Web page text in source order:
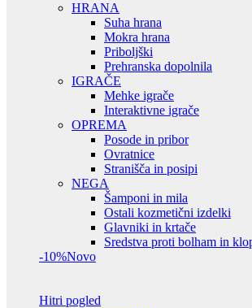
HRANA
Suha hrana
Mokra hrana
Priboljški
Prehranska dopolnila
IGRAČE
Mehke igrače
Interaktivne igrače
OPREMA
Posode in pribor
Ovratnice
Stranišča in posipi
NEGA
Šamponi in mila
Ostali kozmetični izdelki
Glavniki in krtače
Sredstva proti bolham in
-10%Novo
Hitri pogled